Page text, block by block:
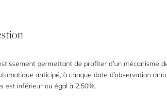
permettant de profiter d’un mécanisme
anticipé, à chaque date d’observation
est inférieur ou égal à 2,50%.